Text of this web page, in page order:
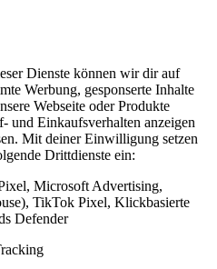
Dienste können wir dir auf
Werbung, gesponserte Inhalte
Webseite oder Produkte
und Einkaufsverhalten anzeigen
Mit deiner Einwilligung setzen
Drittdienste ein:
Microsoft Advertising,
TikTok Pixel, Klickbasierte
Defender